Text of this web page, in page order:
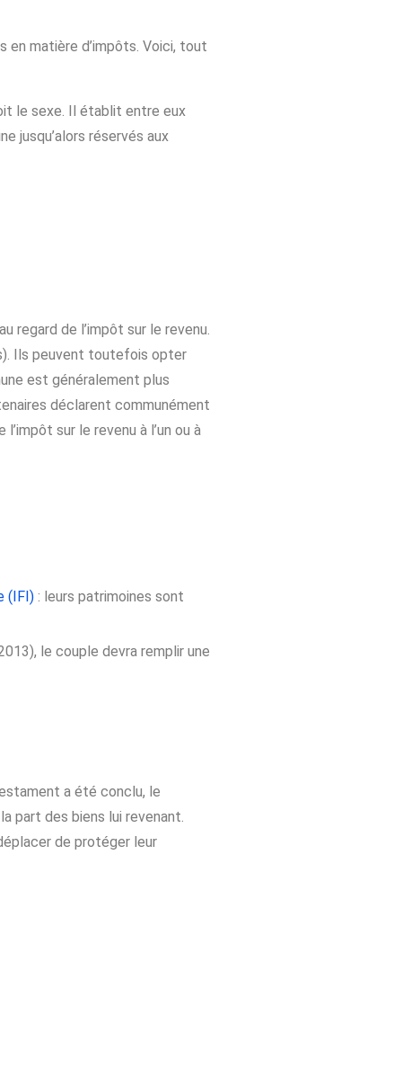
en matière d’impôts. Voici, tout
le sexe. Il établit entre eux
jusqu’alors réservés aux
regard de l’impôt sur le revenu.
Ils peuvent toutefois opter
est généralement plus
déclarent communément
sur le revenu à l’un ou à
(IFI) : leurs patrimoines sont
le couple devra remplir une
a été conclu, le
part des biens lui revenant.
de protéger leur